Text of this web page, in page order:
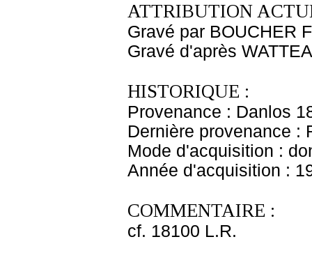
ATTRIBUTION
Gravé par BOUCHER
Gravé d'après
HISTORIQUE :
Provenance : Danlos
Dernière provenance :
Mode d'acquisition :
Année d'acquisition :
COMMENTAIRE :
cf. 18100 L.R.